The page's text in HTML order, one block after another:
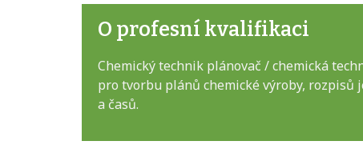
O profesní kvalifikaci
Chemický technik plánovač / chemická
pro tvorbu plánů chemické výroby, rozpisů
a časů.